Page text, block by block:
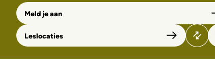
Meld je aan
Leslocaties